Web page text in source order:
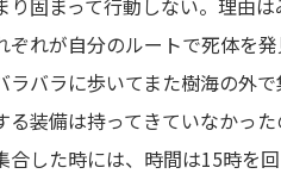
固まって行動しない。理由
ぞれが自分のルートで死体を
バラに歩いてまた樹海の外
装備は持ってきていなかっ
合した時には、時間は15時を